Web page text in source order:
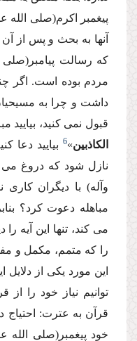
پیغمبر اكرم(صلى الله
آنها به بحث و پس از
كه رسالت پیامبر(صلى
مردم بوده است. اگر
داشت و چرا به
قبول نمى كنید، بیایید
الكاذبین»
6 بیایید دعا
نازل شود كه دروغ مى
وآله) با دیگران
مباهله دعوت كرد؟
مى كند، تنها این آیه
را كه متمم، مكمل و
این مورد یكى از
توانیم نیاز خود را از
قرآن به عترت: احتیاج
خود پیغمبر(صلى الله